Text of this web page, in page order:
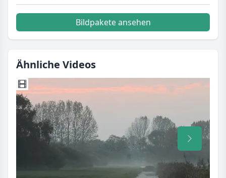
Bildpakete ansehen
Ähnliche Videos